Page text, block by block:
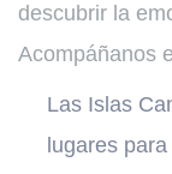
descubrir la
Acompáñanos
Las Islas
lugares